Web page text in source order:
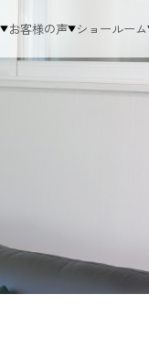
お客様の声 ショールーム